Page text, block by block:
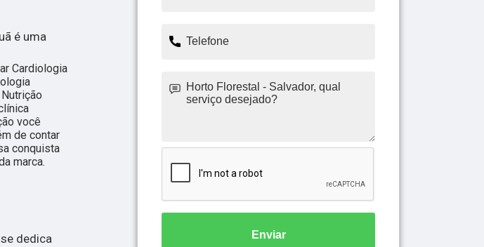
é uma
Cardiologia
você
de contar
conquista
marca.
dedica
Enviar